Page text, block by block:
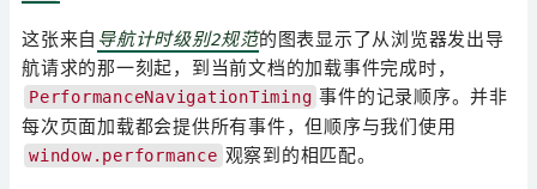
这张来自 导航计时级别2规范的图表显示了从浏览器发出导
航请求的那一刻起，到当前文档的加载事件完成时，
PerformanceNavigationTiming 事件的记录顺序。并非
每次页面加载都会提供所有事件，但顺序与我们使用
window.performance 观察到的相匹配。